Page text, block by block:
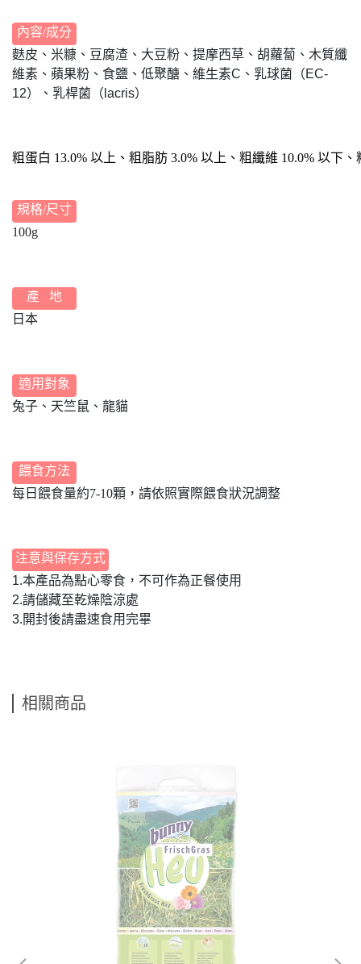
內容/成分
麩皮、米糠、豆腐渣、大豆粉、提摩西草、胡蘿蔔、木質纖
維素、蘋果粉、食鹽、低聚醣、維生素C、乳球菌（EC-
12）、乳桿菌（lacris）
粗蛋白 13.0% 以上、 粗脂肪 3.0% 以上、粗纖維 10.0% 以下
規格/尺寸
100g
產 地
日本
適用對象
兔子、天竺鼠、龍貓
餵食方法
每日餵食量約7-10顆，請依照實際餵食狀況調整
注意與保存方式
1.本產品為點心零食，不可作為正餐使用
2.請儲藏至乾燥陰涼處
3.開封後請盡速食用完畢
相關商品